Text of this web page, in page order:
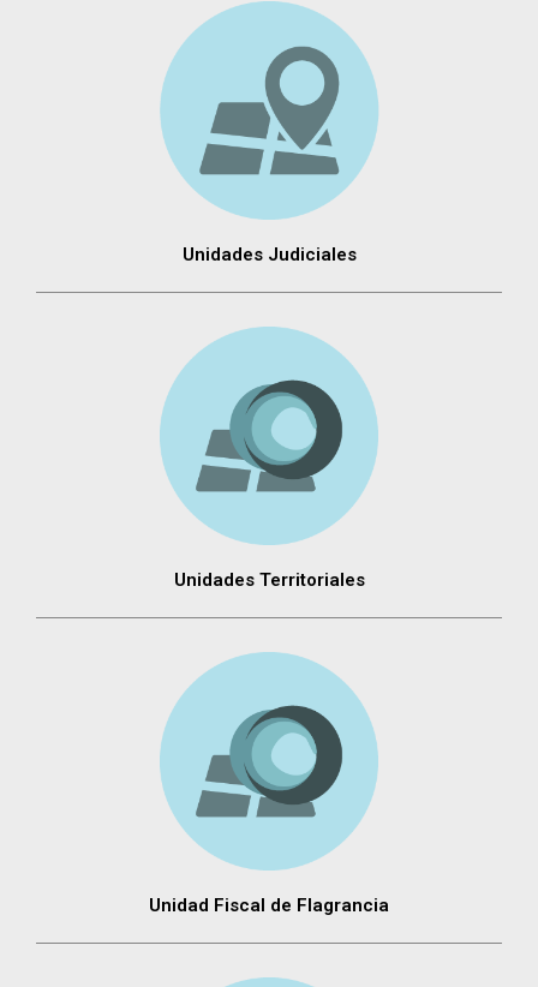
Unidades Judiciales
Unidades Territoriales
Unidad Fiscal de Flagrancia